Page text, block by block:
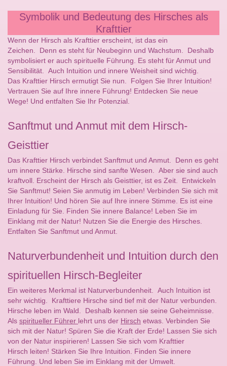
Symbolik und Bedeutung des Hirsches als
Krafttier
Wenn der Hirsch als Krafttier erscheint, ist das ein
Zeichen. Denn es steht für Neubeginn und Wachstum. Deshalb
symbolisiert er auch spirituelle Führung. Es steht für Anmut und
Sensibilität. Auch Intuition und innere Weisheit sind wichtig.
Das Krafttier Hirsch ermutigt Sie nun. Folgen Sie Ihrer Intuition!
Vertrauen Sie auf Ihre innere Führung! Entdecken Sie neue
Wege! Und entfalten Sie Ihr Potenzial.
Sanftmut und Anmut mit dem Hirsch-
Geisttier
Das Krafttier Hirsch verbindet Sanftmut und Anmut. Denn es geht
um innere Stärke. Hirsche sind sanfte Wesen. Aber sie sind auch
kraftvoll. Erscheint der Hirsch als Geisttier, ist es Zeit. Entwickeln
Sie Sanftmut! Seien Sie anmutig im Leben! Verbinden Sie sich mit
Ihrer Intuition! Und hören Sie auf Ihre innere Stimme. Es ist eine
Einladung für Sie. Finden Sie innere Balance! Leben Sie im
Einklang mit der Natur! Nutzen Sie die Energie des Hirsches.
Entfalten Sie Sanftmut und Anmut.
Naturverbundenheit und Intuition durch den
spirituellen Hirsch-Begleiter
Ein weiteres Merkmal ist Naturverbundenheit. Auch Intuition ist
sehr wichtig. Krafttiere Hirsche sind tief mit der Natur verbunden.
Hirsche leben im Wald. Deshalb kennen sie seine Geheimnisse.
Als spiritueller Führer lehrt uns der Hirsch etwas. Verbinden Sie
sich mit der Natur! Spüren Sie die Kraft der Erde! Lassen Sie sich
von der Natur inspirieren! Lassen Sie sich vom Krafttier
Hirsch leiten! Stärken Sie Ihre Intuition. Finden Sie innere
Führung. Und leben Sie im Einklang mit der Umwelt.